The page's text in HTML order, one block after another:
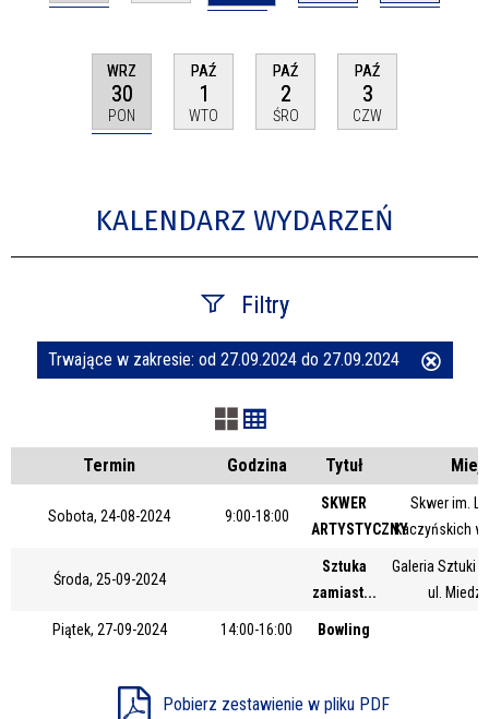
WRZ
30
PON
PAŹ
1
WTO
PAŹ
2
ŚRO
PAŹ
3
CZW
KALENDARZ WYDARZEŃ
Filtry
Szukana fraza
Kategoria
Miejsce
Trwające w zakresie: od 27.09.2024 do 27.09.2024
Termin Godzina Tytuł
Sobota, 24-08-2024 9:00-18:00
SKWER
ARTYSTYCZNY
Skwer im.
Kaczyńskich
Środa, 25-09-2024
Sztuka
zamiast...
Galeria Sztuki
ul.
Piątek, 27-09-2024 14:00-16:00 Bowling
Pobierz zestawienie w pliku PDF